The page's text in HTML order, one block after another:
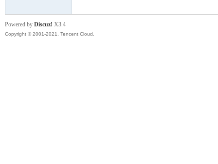
Powered by Discuz! X3.4
Copyright © 2001-2021, Tencent Cloud.